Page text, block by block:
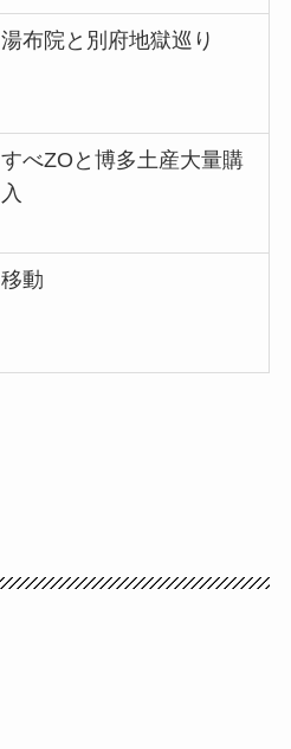
湯布院と別府地獄巡り
すべZOと博多土産大量購
入
移動